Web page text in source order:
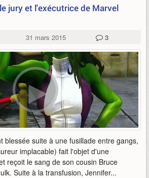
jury et l'exécutrice de Marvel
31 mars 2015 3
blessée suite à une fusillade entre gangs,
implacable) fait l'objet d'une
reçoit le sang de son cousin Bruce
Suite à la transfusion, Jennifer...